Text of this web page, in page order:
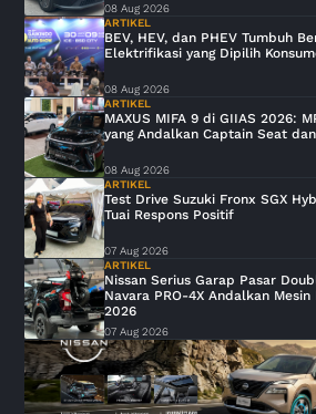
08 Aug 2026
ARTIKEL
BEV, HEV, dan PHEV Tumbuh
Elektrifikasi yang Dipilih
08 Aug 2026
ARTIKEL
MAXUS MIFA 9 di GIIAS 2026:
yang Andalkan Captain Seat
08 Aug 2026
ARTIKEL
Test Drive Suzuki Fronx SGX
Tuai Respons Positif
07 Aug 2026
ARTIKEL
Nissan Serius Garap Pasar
Navara PRO-4X Andalkan
2026
07 Aug 2026